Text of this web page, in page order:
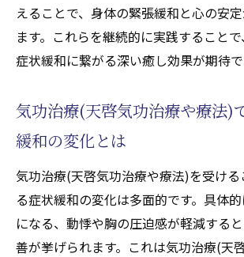
えることで、身体の緊張緩和と心の安
ます。これらを継続的に実践すること
症状緩和に繋がる深い癒し効果が期待で
気功治療(天啓気功治療や療法)
緩和の変化とは
気功治療(天啓気功治療や療法)を受け
る症状緩和の変化は多面的です。具体
になる、動悸や胸の圧迫感が軽減する
善が挙げられます。これは気功治療(天